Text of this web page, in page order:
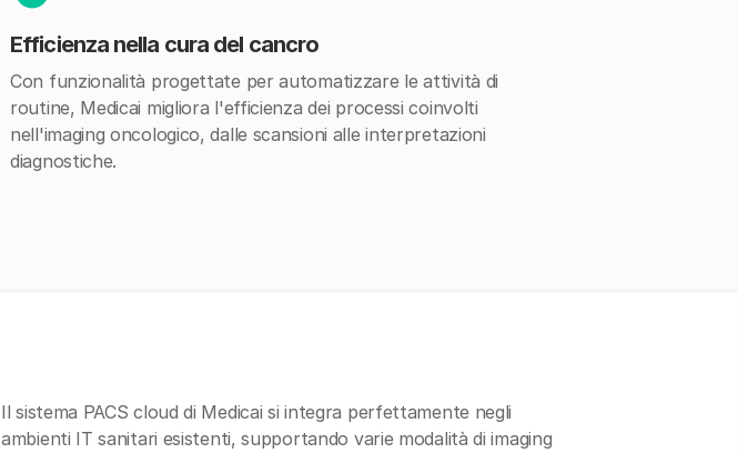
Efficienza nella cura del cancro
Con funzionalità progettate per automatizzare le attività di
routine, Medicai migliora l'efficienza dei processi coinvolti
nell'imaging oncologico, dalle scansioni alle interpretazioni
diagnostiche.
Il sistema PACS cloud di Medicai si integra perfettamente negli
ambienti IT sanitari esistenti, supportando varie modalità di imaging